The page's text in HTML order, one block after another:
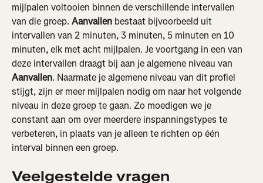
mijlpalen voltooien binnen de verschillende intervallen
van die groep. Aanvallen bestaat bijvoorbeeld uit
intervallen van 2 minuten, 3 minuten, 5 minuten en 10
minuten, elk met acht mijlpalen. Je voortgang in een van
deze intervallen draagt bij aan je algemene niveau van
Aanvallen. Naarmate je algemene niveau van dit profiel
stijgt, zijn er meer mijlpalen nodig om naar het volgende
niveau in deze groep te gaan. Zo moedigen we je
constant aan om over meerdere inspanningstypes te
verbeteren, in plaats van je alleen te richten op één
interval binnen een groep.
Veelgestelde vragen